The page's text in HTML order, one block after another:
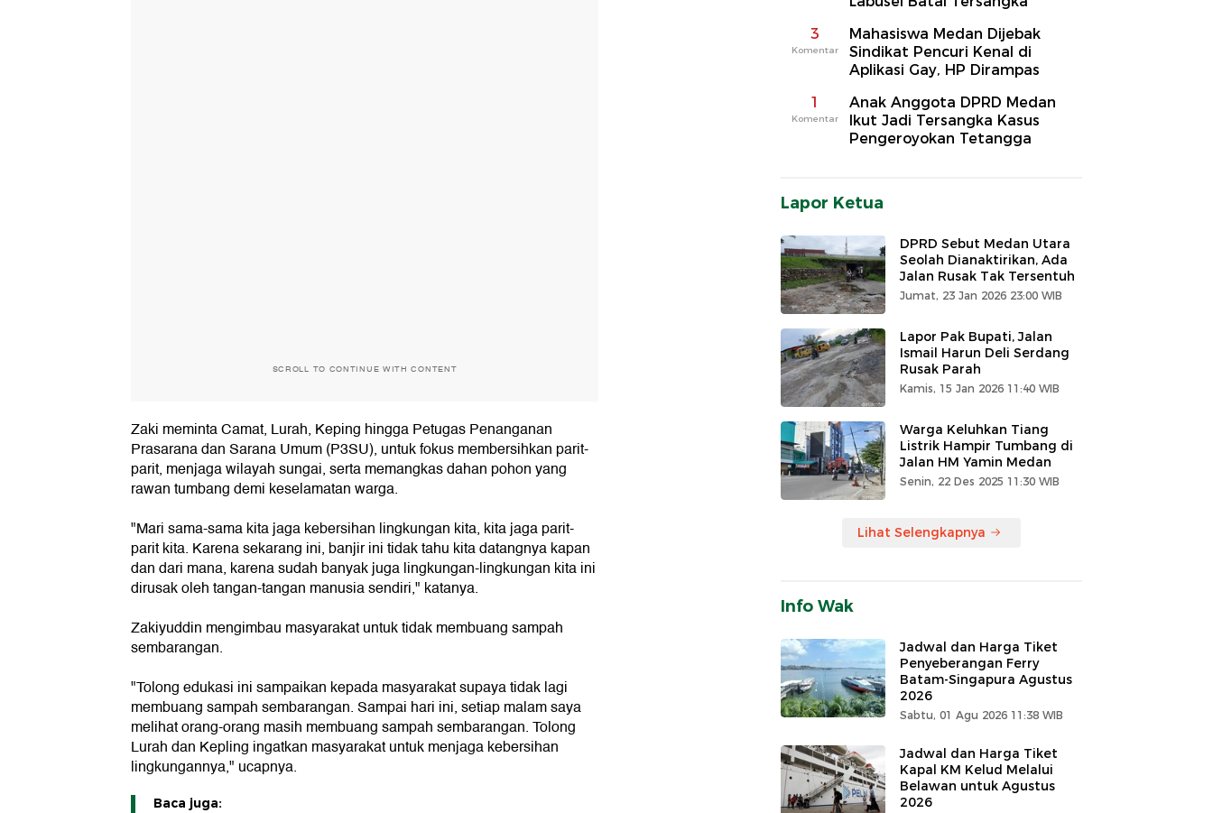
SCROLL TO CONTINUE WITH CONTENT
Zaki meminta Camat, Lurah, Keping hingga Petugas Penanganan
Prasarana dan Sarana Umum (P3SU), untuk fokus membersihkan parit-
parit, menjaga wilayah sungai, serta memangkas dahan pohon yang
rawan tumbang demi keselamatan warga.
"Mari sama-sama kita jaga kebersihan lingkungan kita, kita jaga parit-
parit kita. Karena sekarang ini, banjir ini tidak tahu kita datangnya kapan
dan dari mana, karena sudah banyak juga lingkungan-lingkungan kita ini
dirusak oleh tangan-tangan manusia sendiri," katanya.
Zakiyuddin mengimbau masyarakat untuk tidak membuang sampah
sembarangan.
"Tolong edukasi ini sampaikan kepada masyarakat supaya tidak lagi
membuang sampah sembarangan. Sampai hari ini, setiap malam saya
melihat orang-orang masih membuang sampah sembarangan. Tolong
Lurah dan Kepling ingatkan masyarakat untuk menjaga kebersihan
lingkungannya," ucapnya.
Baca juga:
3
Komentar
Mahasiswa Medan Dijebak
Sindikat Pencuri Kenal di
Aplikasi Gay, HP Dirampas
1
Komentar
Anak Anggota DPRD Medan
Ikut Jadi Tersangka Kasus
Pengeroyokan Tetangga
Lapor Ketua
DPRD Sebut Medan Utara
Seolah Dianaktirikan, Ada
Jalan Rusak Tak Tersentuh
Jumat, 23 Jan 2026 23:00 WIB
Lapor Pak Bupati, Jalan
Ismail Harun Deli Serdang
Rusak Parah
Kamis, 15 Jan 2026 11:40 WIB
Warga Keluhkan Tiang
Listrik Hampir Tumbang di
Jalan HM Yamin Medan
Senin, 22 Des 2025 11:30 WIB
Lihat Selengkapnya
Info Wak
Jadwal dan Harga Tiket
Penyeberangan Ferry
Batam-Singapura Agustus
2026
Sabtu, 01 Agu 2026 11:38 WIB
Jadwal dan Harga Tiket
Kapal KM Kelud Melalui
Belawan untuk Agustus
2026